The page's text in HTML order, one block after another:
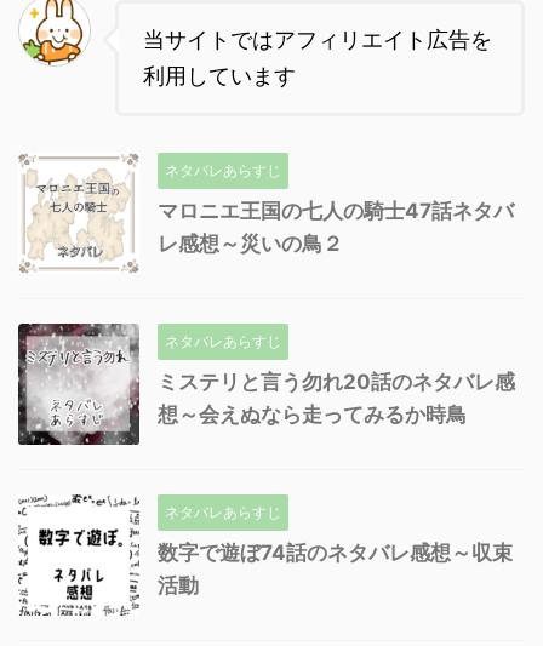
当サイトではアフィリエイト広告を
利用しています
ネタバレあらすじ
マロニエ王国の七人の騎士47話ネタバ
レ感想～災いの鳥２
ネタバレあらすじ
ミステリと言う勿れ20話のネタバレ感
想～会えぬなら走ってみるか時鳥
ネタバレあらすじ
数字で遊ぼ74話のネタバレ感想～収束
活動